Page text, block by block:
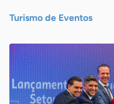
Turismo de Eventos